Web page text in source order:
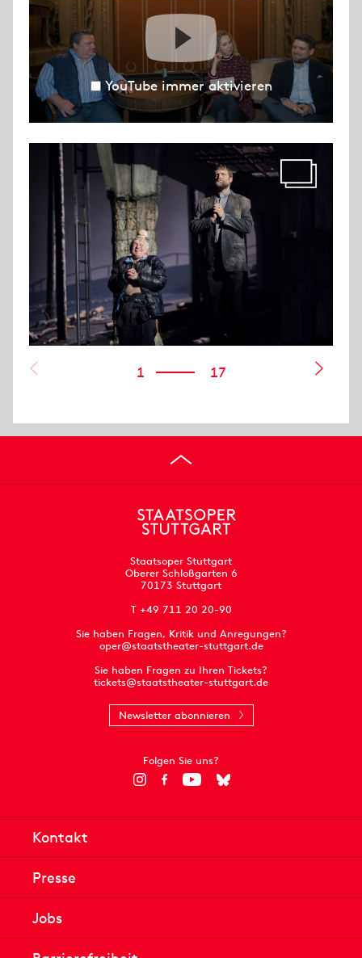
YouTube immer aktivieren
1 17
Staatsoper Stuttgart
Oberer Schloßgarten 6
70173 Stuttgart
T +49 711 20 20-90
Sie haben Fragen, Kritik und Anregungen?
oper@staatstheater-stuttgart.de
Sie haben Fragen zu Ihren Tickets?
tickets@staatstheater-stuttgart.de
Newsletter abonnieren
Folgen Sie uns?
Kontakt
Presse
Jobs